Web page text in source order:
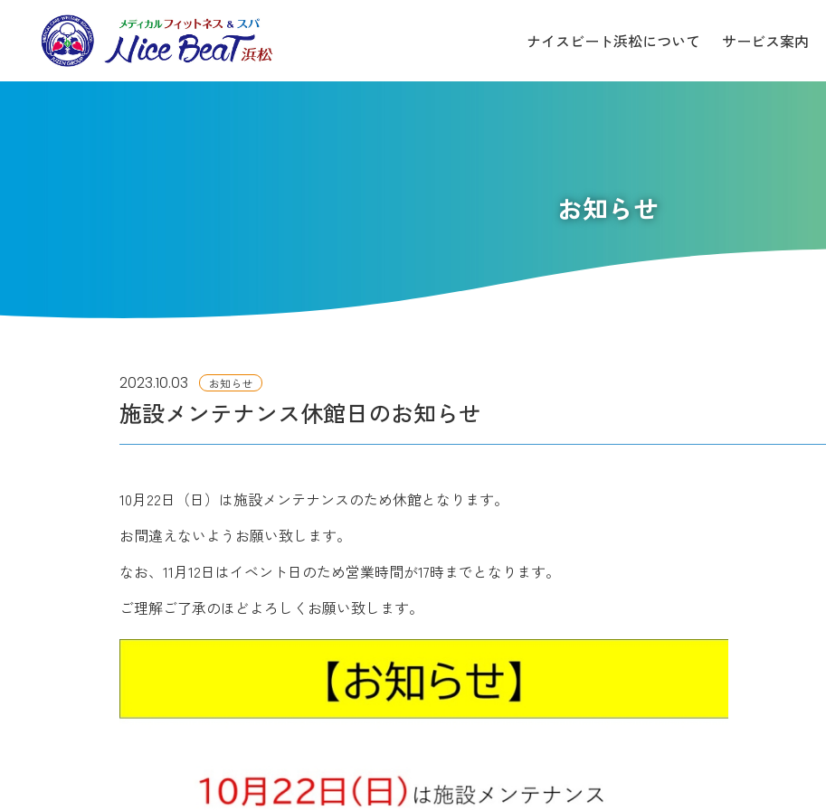
ナイスビート浜松について サービス案内
お知らせ
2023.10.03 お知らせ
施設メンテナンス休館日のお知らせ
10月22日（日）は施設メンテナンスのため休館となります。
お間違えないようお願い致します。
なお、11月12日はイベント日のため営業時間が17時までとなります。
ご理解ご了承のほどよろしくお願い致します。